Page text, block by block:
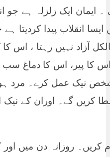
ایک زلزلہ ہے جو
ایسا انقلاب پیدا
نہیں رہتا ، اس کا
کا پیر، اس کا دماغ
نیک عمل کرے۔ مرد
گے۔ اوران کے نیک
کریں۔ روزانہ دن میں